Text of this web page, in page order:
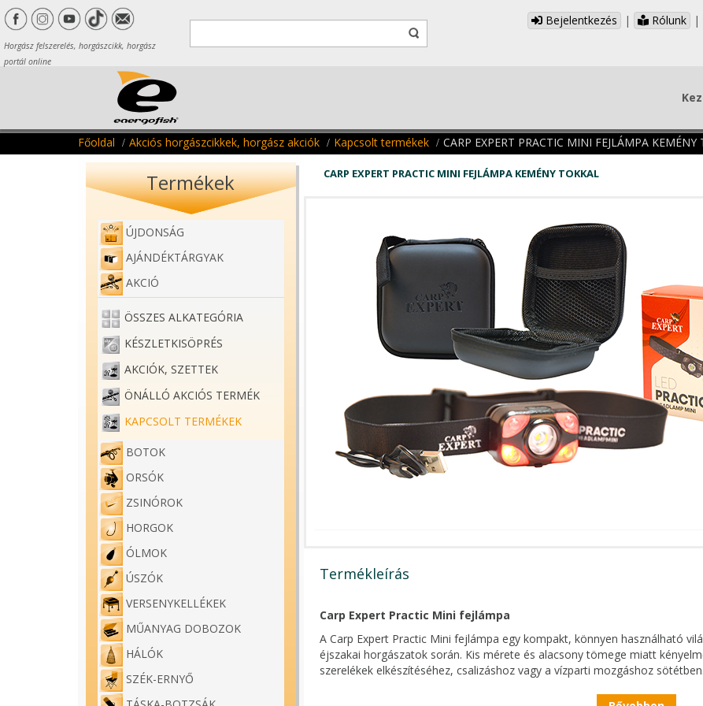
Horgász felszerelés, horgászcikk, horgász
portál online
Bejelentkezés | Rólunk |
Főoldal Akciós horgászcikkek, horgász akciók Kapcsolt termékek CARP EXPERT PRACTIC MINI FEJLÁMPA KEMÉNY
Termékek
ÚJDONSÁG
AJÁNDÉKTÁRGYAK
AKCIÓ
ÖSSZES ALKATEGÓRIA
KÉSZLETKISÖPRÉS
AKCIÓK, SZETTEK
ÖNÁLLÓ AKCIÓS TERMÉK
KAPCSOLT TERMÉKEK
BOTOK
ORSÓK
ZSINÓROK
HORGOK
ÓLMOK
ÚSZÓK
VERSENYKELLÉKEK
MŰANYAG DOBOZOK
HÁLÓK
SZÉK-ERNYŐ
CARP EXPERT PRACTIC MINI FEJLÁMPA KEMÉNY TOKKAL
Termékleírás
Carp Expert Practic Mini fejlámpa
A Carp Expert Practic Mini fejlámpa egy kompakt, könnyen használható
éjszakai horgászatok során. Kis mérete és alacsony tömege miatt
szerelékek elkészítéséhez, csalizáshoz vagy a vízparti mozgáshoz sötétben.
A lámpa COB és XPG LED technológiát kombinál, így két különböző